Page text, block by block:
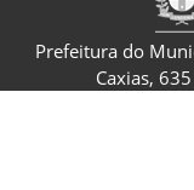
Prefeitura do
Caxias,